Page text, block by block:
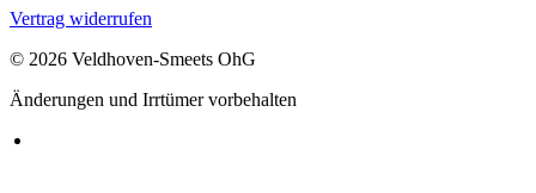
Vertrag widerrufen
© 2026 Veldhoven-Smeets OhG
Änderungen und Irrtümer vorbehalten